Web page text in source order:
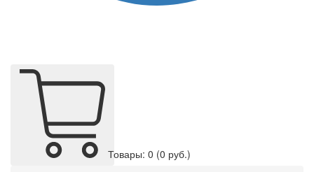
Товары: 0 (0 руб.)